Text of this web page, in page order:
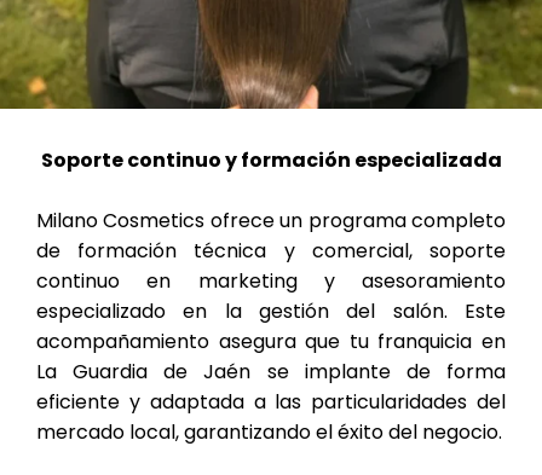
Soporte continuo y formación especializada
Milano Cosmetics ofrece un programa completo
de formación técnica y comercial, soporte
continuo en marketing y asesoramiento
especializado en la gestión del salón. Este
acompañamiento asegura que tu franquicia en
La Guardia de Jaén se implante de forma
eficiente y adaptada a las particularidades del
mercado local, garantizando el éxito del negocio.